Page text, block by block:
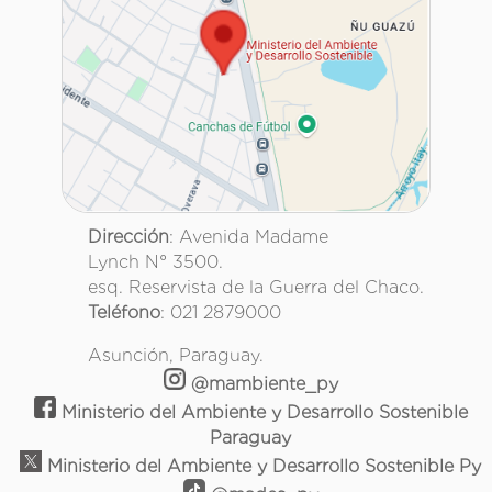
Dirección: Avenida Madame
Lynch N° 3500.
esq. Reservista de la Guerra del Chaco.
Teléfono: 021 2879000
Asunción, Paraguay.
@mambiente_py
Ministerio del Ambiente y Desarrollo Sostenible
Paraguay
Ministerio del Ambiente y Desarrollo Sostenible Py